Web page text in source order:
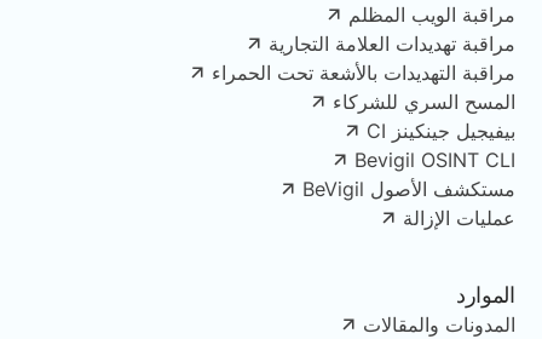
مراقبة الويب المظلم
مراقبة تهديدات العلامة التجارية
مراقبة التهديدات بالأشعة تحت الحمراء
المسح السري للشركاء
بيفيجيل جينكينز CI
Bevigil OSINT CLI
مستكشف الأصول BeVigil
عمليات الإزالة
الموارد
المدونات والمقالات